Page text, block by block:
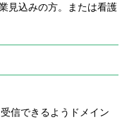
見込みの方。または看護
信できるようドメイン